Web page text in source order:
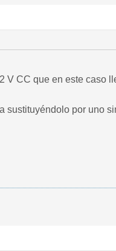
CC que en este caso
sustituyéndolo por uno